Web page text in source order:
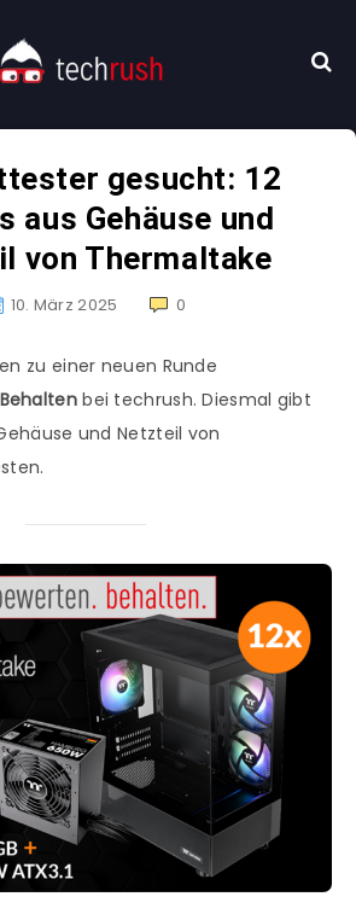
gesucht: 12
aus Gehäuse und
von Thermaltake
10. März 2025 0
zu einer neuen Runde
bei techrush. Diesmal gibt
und Netzteil von